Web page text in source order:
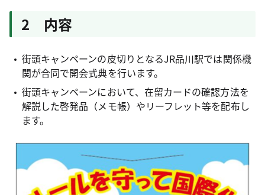
2 内容
街頭キャンペーンの皮切りとなるJR品川駅では関係機
関が合同で開会式典を行います。
街頭キャンペーンにおいて、在留カードの確認方法を
解説した啓発品（メモ帳）やリーフレット等を配布し
ます。